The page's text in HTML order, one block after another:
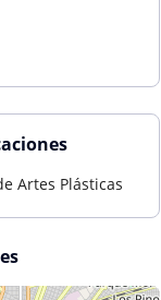
Artes Plásticas